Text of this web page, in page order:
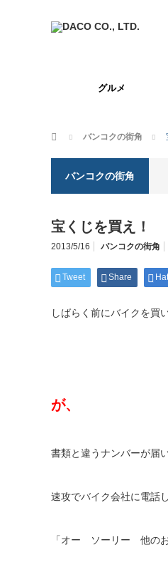
グルメ
ホーム バンコクの街角
バンコクの街角
宝くじを買え！
2013/5/16 バンコクの街角
Tweet Share
しばらく前にバイクを買
が、
書類と違うナンバーが届
速攻でバイク会社に電話
「オー ソーリー 他の